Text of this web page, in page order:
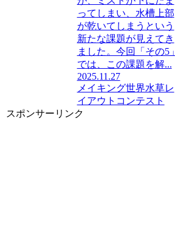
ってしまい、水槽上部
が乾いてしまうという
新たな課題が見えてき
ました。今回「その5」
では、この課題を解...
2025.11.27
メイキング世界水草レ
イアウトコンテスト
スポンサーリンク